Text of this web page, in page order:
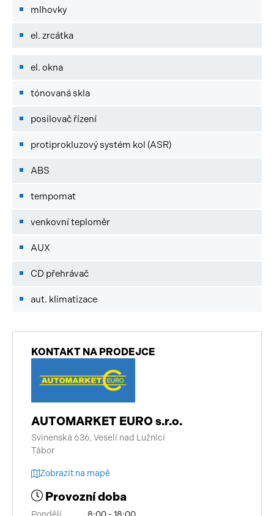
mlhovky
el. zrcátka
el. okna
tónovaná skla
posilovač řízení
protiprokluzový systém kol (ASR)
ABS
tempomat
venkovní teploměr
AUX
CD přehrávač
aut. klimatizace
KONTAKT NA PRODEJCE
AUTOMARKET EURO s.r.o.
Svinenská 636, Veselí nad Lužnicí
Tábor
Zobrazit na mapě
Provozní doba